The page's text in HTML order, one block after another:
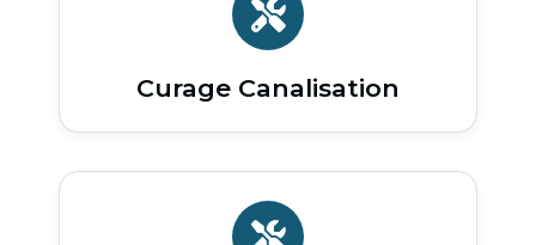
Curage Canalisation